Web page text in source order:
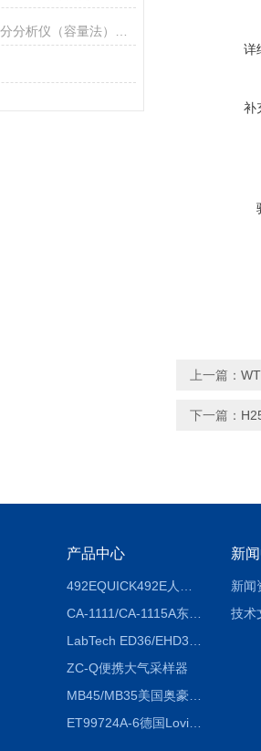
详
补
上一篇：
下一篇：
产品中心
CA-1111/CA-1115A东京理化EYELA CA-1111/CA-1115A冷却水循环装置
ZC-Q便携大气采样器
MB45/MB35美国奥豪斯OHAUS MB45/MB35卤素红外水分测定仪
ET99724A-6德国Lovibond ET99724A-6微电脑BOD测定仪
新
新闻
技术